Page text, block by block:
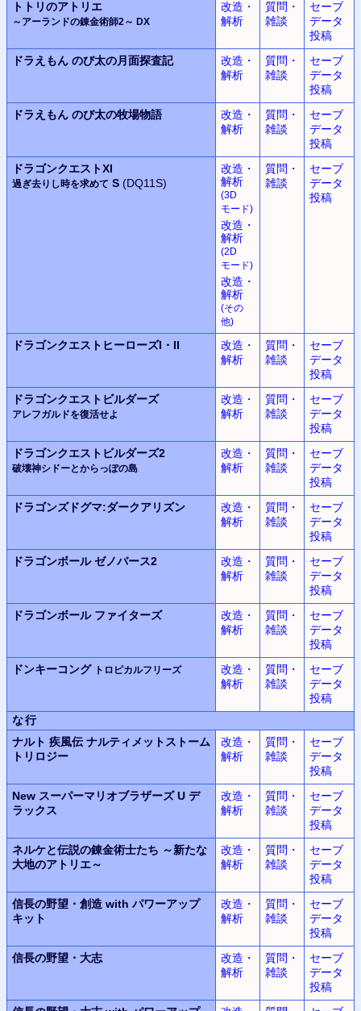
トトリのアトリエ
～アーランドの錬金術師2～ DX
改造・
解析
質問・
雑談
セーブ
データ
投稿
ドラえもん のび太の月面探査記
改造・
解析
質問・
雑談
セーブ
データ
投稿
ドラえもん のび太の牧場物語
改造・
解析
質問・
雑談
セーブ
データ
投稿
ドラゴンクエストXI
過ぎ去りし時を求めて S (DQ11S)
改造・
解析
(3D
モード)
改造・
解析
(2D
モード)
改造・
解析
(その
他)
質問・
雑談
セーブ
データ
投稿
ドラゴンクエストヒーローズI・II
改造・
解析
質問・
雑談
セーブ
データ
投稿
ドラゴンクエストビルダーズ
アレフガルドを復活せよ
改造・
解析
質問・
雑談
セーブ
データ
投稿
ドラゴンクエストビルダーズ2
破壊神シドーとからっぽの島
改造・
解析
質問・
雑談
セーブ
データ
投稿
ドラゴンズドグマ:ダークアリズン
改造・
解析
質問・
雑談
セーブ
データ
投稿
ドラゴンボールゼノバース2
改造・
解析
質問・
雑談
セーブ
データ
投稿
ドラゴンボール ファイターズ
改造・
解析
質問・
雑談
セーブ
データ
投稿
ドンキーコング トロピカルフリーズ
改造・
解析
質問・
雑談
セーブ
データ
投稿
な行
ナルト 疾風伝 ナルティメットストーム
トリロジー
改造・
解析
質問・
雑談
セーブ
データ
投稿
New スーパーマリオブラザーズ U デ
ラックス
改造・
解析
質問・
雑談
セーブ
データ
投稿
ネルケと伝説の錬金術士たち ～新たな
大地のアトリエ～
改造・
解析
質問・
雑談
セーブ
データ
投稿
信長の野望・創造 with パワーアップ
キット
改造・
解析
質問・
雑談
セーブ
データ
投稿
信長の野望・大志
改造・
解析
質問・
雑談
セーブ
データ
投稿